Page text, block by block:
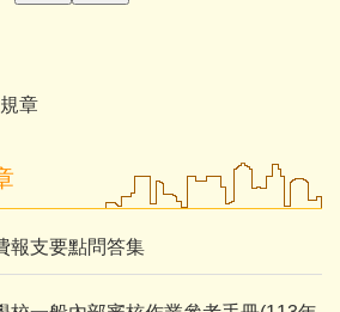
章
報支要點問答集